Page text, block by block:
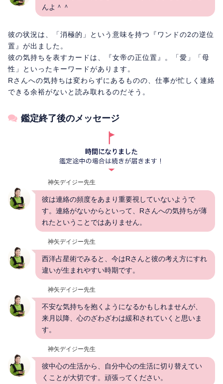
んよ＾＾
彼の状況は、「消極的」という意味を持つ『ワンドの2の逆位
置』が出ました。
彼の気持ちを表すカードは、『女帝の正位置』。「愛」「母
性」といったキーワードがあります。
Rさんへの気持ちは変わらずにあるものの、仕事が忙しく連絡
できる余裕がないと読み取れるのだそう。
鑑定終了後のメッセージ
神矢デイジー先生
彼は連絡の頻度をあまり重要視していないようで
す。連絡がないからといって、Rさんへの気持ちが薄
れたということではありません。
神矢デイジー先生
西洋占星術でみると、今はRさんと彼の考え方にすれ
違いが生まれやすい時期です。
神矢デイジー先生
不安な気持ちを抱くようになるかもしれませんが、
来月以降、心のざわざわは緩和されていくと思いま
す。
神矢デイジー先生
彼中心の生活から、自分中心の生活に切り替えてい
くことが大切です。頑張ってください。